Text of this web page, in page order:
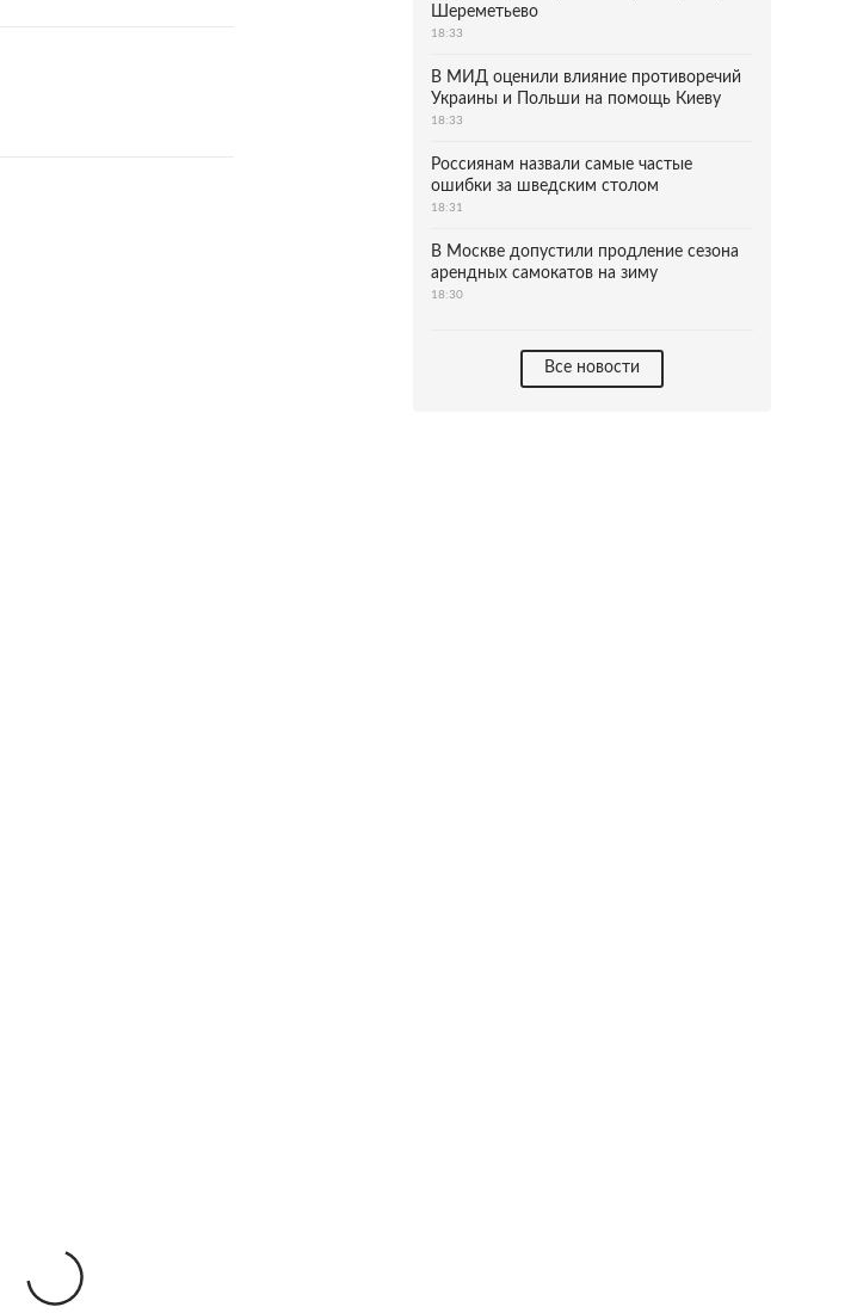
Шереметьево
18:33
В МИД оценили влияние противоречий
Украины и Польши на помощь Киеву
18:33
Россиянам назвали самые частые
ошибки за шведским столом
18:31
В Москве допустили продление сезона
арендных самокатов на зиму
18:30
Все новости